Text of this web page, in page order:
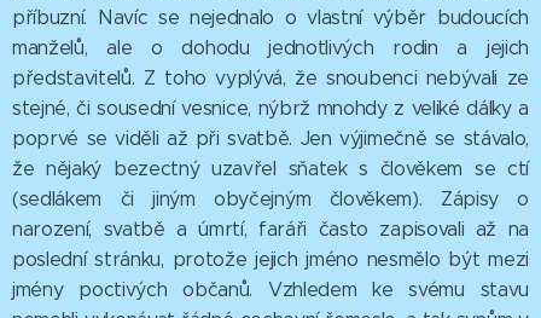
příbuzní. Navíc se nejednalo o vlastní výběr budoucích
manželů, ale o dohodu jednotlivých rodin a jejich
představitelů. Z toho vyplývá, že snoubenci nebývali ze
stejné, či sousední vesnice, nýbrž mnohdy z veliké dálky a
poprvé se viděli až při svatbě. Jen výjimečně se stávalo,
že nějaký bezectný uzavřel sňatek s člověkem se ctí
(sedlákem či jiným obyčejným člověkem). Zápisy o
narození, svatbě a úmrtí, faráři často zapisovali až na
poslední stránku, protože jejich jméno nesmělo být mezi
jmény poctivých občanů. Vzhledem ke svému stavu